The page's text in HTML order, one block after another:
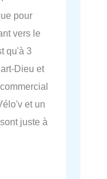
pour
vers le
qu'à 3
Dieu et
et un
juste à